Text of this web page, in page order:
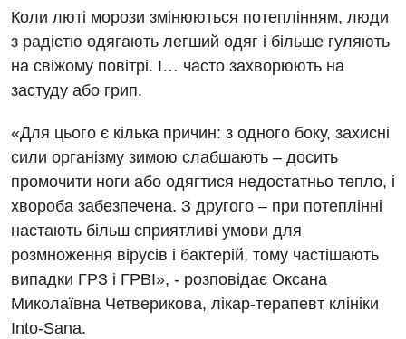
Вакансії
Заходи БПР
Інтернатура
Безкоштовні операції
Діагностика
Ангіографічні дослідження
Діагностичне відділення
Відділ госпіталізації
Відділення кардіосудинної патології та неврології
Коли люті морози змінюються потеплінням, люди
з радістю одягають легший одяг і більше гуляють
на свіжому повітрі. І… часто захворюють на
застуду або грип.
«Для цього є кілька причин: з одного боку, захисні
сили організму зимою слабшають – досить
промочити ноги або одягтися недостатньо тепло, і
хвороба забезпечена. З другого – при потеплінні
настають більш сприятливі умови для
розмноження вірусів і бактерій, тому частішають
випадки ГРЗ і ГРВІ», - розповідає Оксана
Миколаївна Четверикова, лікар-терапевт клініки
Into-Sana.